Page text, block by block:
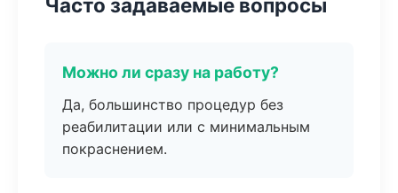
Часто задаваемые вопросы
Можно ли сразу на работу?
Да, большинство процедур без
реабилитации или с минимальным
покраснением.